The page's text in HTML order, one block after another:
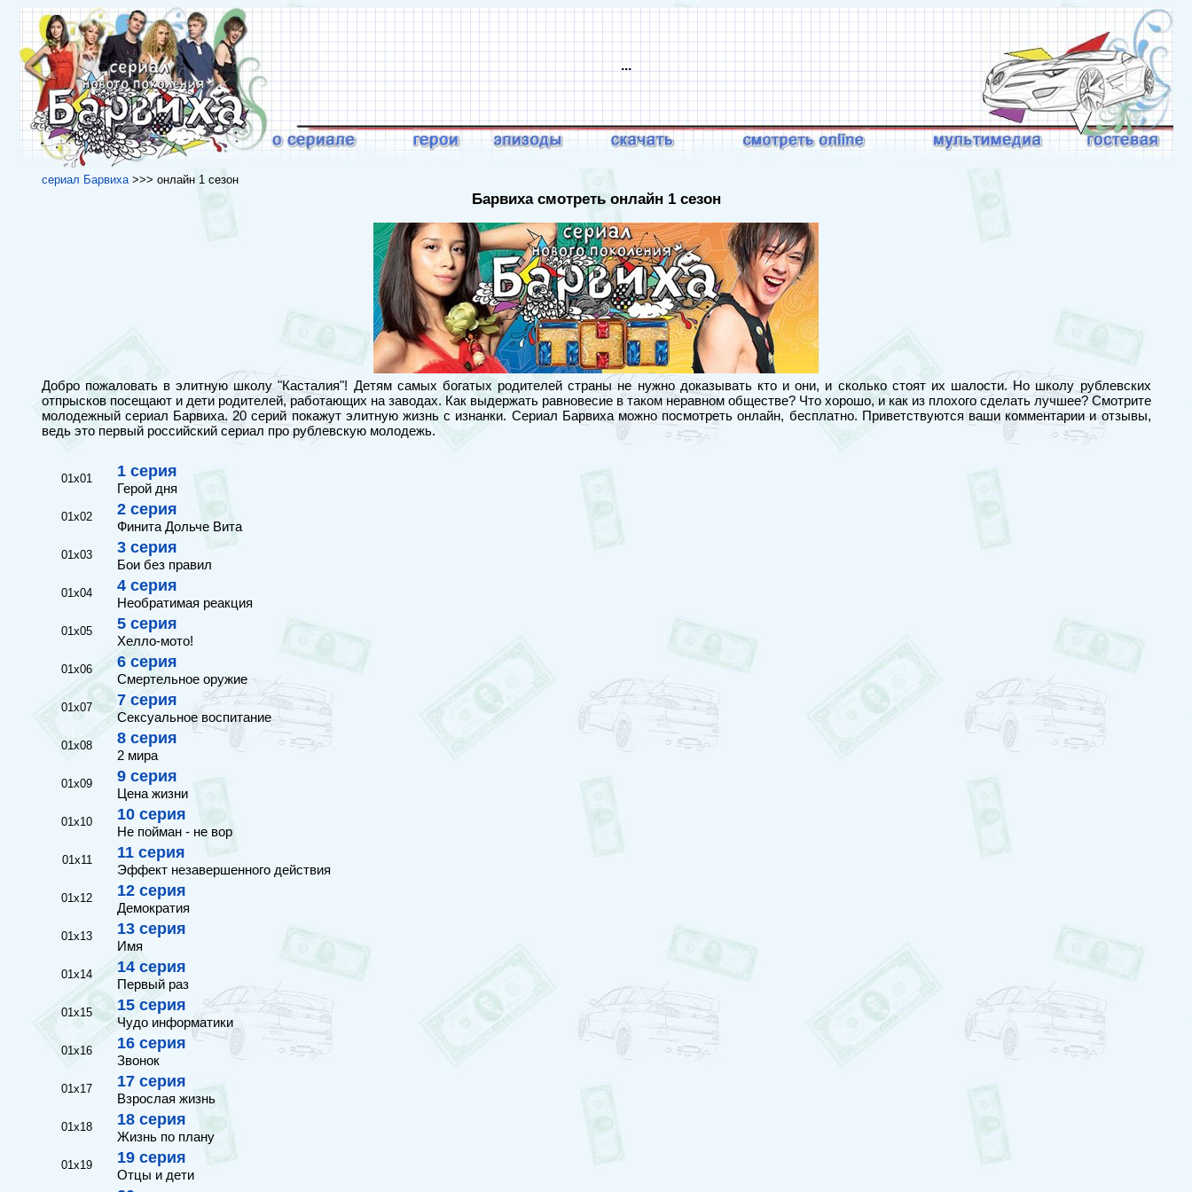
...
сериал Барвиха>>> онлайн 1 сезон
Барвиха смотреть онлайн 1 сезон
Добро пожаловать в элитную школу "Касталия"! Детям самых богатых родителей страны не нужно доказывать кто и они, и сколько стоят их шалости. Но школу рублевских
отпрысков посещают и дети родителей, работающих на заводах. Как выдержать равновесие в таком неравном обществе? Что хорошо, и как из плохого сделать лучшее? Смотрите
молодежный сериал Барвиха. 20 серий покажут элитную жизнь с изнанки. Сериал Барвиха можно посмотреть онлайн, бесплатно. Приветствуются ваши комментарии и отзывы,
ведь это первый российский сериал про рублевскую молодежь.
01x01 1 серия
Герой дня
01x02 2 серия
Финита Дольче Вита
01x03 3 серия
Бои без правил
01x04 4 серия
Необратимая реакция
01x05 5 серия
Хелло-мото!
01x06 6 серия
Смертельное оружие
01x07 7 серия
Сексуальное воспитание
01x08 8 серия
2 мира
01x09 9 серия
Цена жизни
01x10 10 серия
Не пойман - не вор
01x11 11 серия
Эффект незавершенного действия
01x12 12 серия
Демократия
01x13 13 серия
Имя
01x14 14 серия
Первый раз
01x15 15 серия
Чудо информатики
01x16 16 серия
Звонок
01x17 17 серия
Взрослая жизнь
01x18 18 серия
Жизнь по плану
01x19 19 серия
Отцы и дети